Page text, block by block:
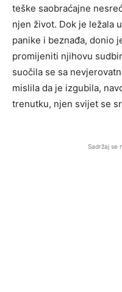
teške saobraćajne
njen život. Dok je ležala
panike i beznađa, donio
promijeniti njihovu
suočila se sa
mislila da je izgubila,
trenutku, njen svijet se
Sadržaj se